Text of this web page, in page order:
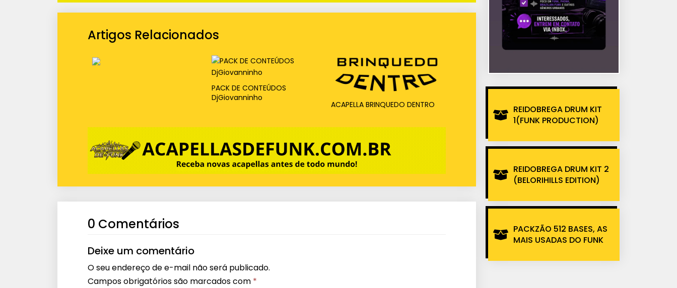
Artigos Relacionados
PACK DE CONTEÚDOS
DjGiovanninho
ACAPELLA BRINQUEDO DENTRO
0 Comentários
Deixe um comentário
O seu endereço de e-mail não será publicado.
Campos obrigatórios são marcados com *
REIDOBREGA DRUM KIT
1(FUNK PRODUCTION)
REIDOBREGA DRUM KIT 2
(BELORIHILLS EDITION)
PACKZÃO 512 BASES, AS
MAIS USADAS DO FUNK